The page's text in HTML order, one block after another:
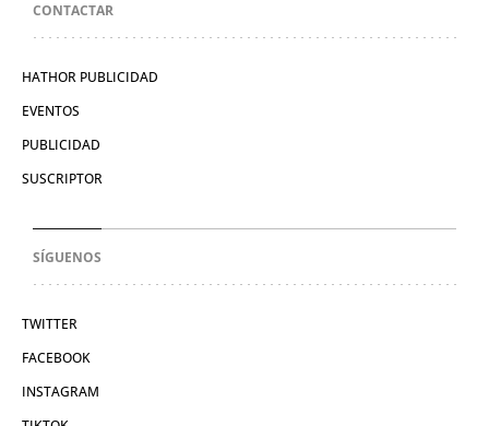
CONTACTAR
HATHOR PUBLICIDAD
EVENTOS
PUBLICIDAD
SUSCRIPTOR
SÍGUENOS
TWITTER
FACEBOOK
INSTAGRAM